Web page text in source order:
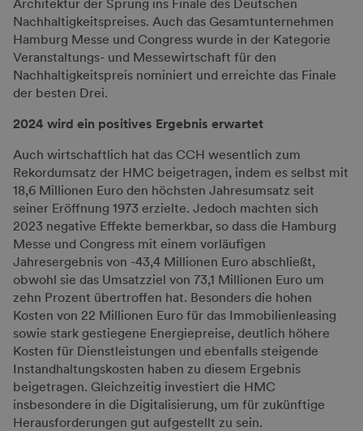
Architektur der Sprung ins Finale des Deutschen
Nachhaltigkeitspreises. Auch das Gesamtunternehmen
Hamburg Messe und Congress wurde in der Kategorie
Veranstaltungs- und Messewirtschaft für den
Nachhaltigkeitspreis nominiert und erreichte das Finale
der besten Drei.
2024 wird ein positives Ergebnis erwartet
Auch wirtschaftlich hat das CCH wesentlich zum
Rekordumsatz der HMC beigetragen, indem es selbst mit
18,6 Millionen Euro den höchsten Jahresumsatz seit
seiner Eröffnung 1973 erzielte. Jedoch machten sich
2023 negative Effekte bemerkbar, so dass die Hamburg
Messe und Congress mit einem vorläufigen
Jahresergebnis von -43,4 Millionen Euro abschließt,
obwohl sie das Umsatzziel von 73,1 Millionen Euro um
zehn Prozent übertroffen hat. Besonders die hohen
Kosten von 22 Millionen Euro für das Immobilienleasing
sowie stark gestiegene Energiepreise, deutlich höhere
Kosten für Dienstleistungen und ebenfalls steigende
Instandhaltungskosten haben zu diesem Ergebnis
beigetragen. Gleichzeitig investiert die HMC
insbesondere in die Digitalisierung, um für zukünftige
Herausforderungen gut aufgestellt zu sein.